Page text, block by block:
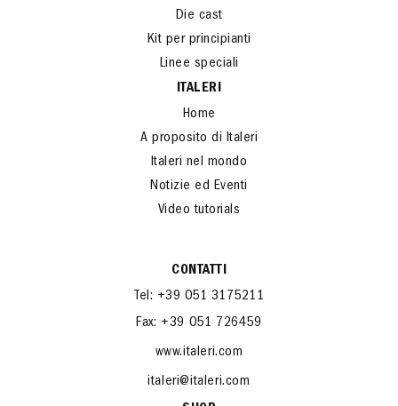
Die cast
Kit per principianti
Linee speciali
ITALERI
Home
A proposito di Italeri
Italeri nel mondo
Notizie ed Eventi
Video tutorials
CONTATTI
Tel: +39 051 3175211
Fax: +39 051 726459
www.italeri.com
italeri@italeri.com